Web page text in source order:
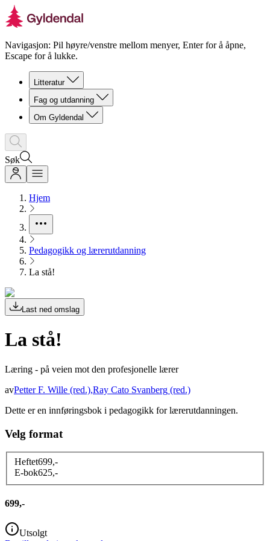
Navigasjon: Pil høyre/venstre mellom menyer, Enter for å åpne,
Escape for å lukke.
Litteratur
Fag og utdanning
Om Gyldendal
Søk
Hjem
Pedagogikk og lærerutdanning
La stå!
Last ned omslag
La stå!
Læring - på veien mot den profesjonelle lærer
avPetter F. Wille (red.),Ray Cato Svanberg (red.)
Dette er en innføringsbok i pedagogikk for lærerutdanningen.
Velg format
Heftet699,-
E-bok625,-
699,-
Utsolgt